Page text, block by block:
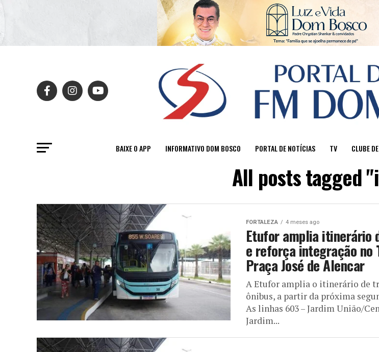
BAIXE O APP INFORMATIVO DOM BOSCO PORTAL DE NOTÍCIAS TV CLUBE
All posts tagged
FORTALEZA 4 meses ago
Etufor amplia itinerário
e reforça integração no
Praça José de Alencar
A Etufor amplia o itinerário de
ônibus, a partir da próxima
As linhas 603 – Jardim União/
Jardim...